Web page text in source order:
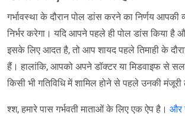
गर्भावस्था के दौरान पोल डांस करने का निर्णय आपकी
निर्भर करेगा। यदि आपने पहले ही पोल डांस किया है
इसके लिए आदत है, तो आप शायद पहले तिमाही के
हैं। हालांकि, आपको अपने डॉक्टर या मिडवाइफ से
किसी भी गतिविधि में शामिल होने से पहले उनकी मंजूरी
श्श, हमारे पास गर्भवती माताओं के लिए एक ऐप है। और